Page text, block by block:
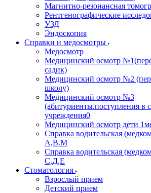
Магнитно-резонансная
Рентгенографические
УЗД
Эндоскопия
Справки и медосмотры
Медосмотр
Медицинский осмотр
садик)
Медицинский осмотр №2
школу)
Медицинский осмотр №3
(абитуриенты.поступления в
учреждения0
Медицинский осмотр дети
Справка водительская
А,В.М
Справка водительская
С,Д,Е
Стоматология
Взрослый прием
Детский прием